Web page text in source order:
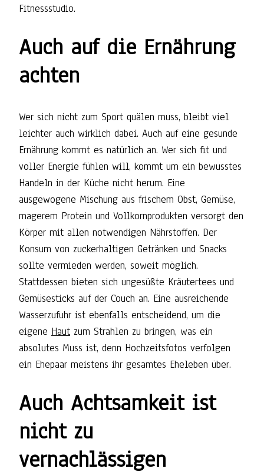
Fitnessstudio.
Auch auf die Ernährung
achten
Wer sich nicht zum Sport quälen muss, bleibt viel
leichter auch wirklich dabei. Auch auf eine gesunde
Ernährung kommt es natürlich an. Wer sich fit und
voller Energie fühlen will, kommt um ein bewusstes
Handeln in der Küche nicht herum. Eine
ausgewogene Mischung aus frischem Obst, Gemüse,
magerem Protein und Vollkornprodukten versorgt den
Körper mit allen notwendigen Nährstoffen. Der
Konsum von zuckerhaltigen Getränken und Snacks
sollte vermieden werden, soweit möglich.
Stattdessen bieten sich ungesüßte Kräutertees und
Gemüsesticks auf der Couch an. Eine ausreichende
Wasserzufuhr ist ebenfalls entscheidend, um die
eigene Haut zum Strahlen zu bringen, was ein
absolutes Muss ist, denn Hochzeitsfotos verfolgen
ein Ehepaar meistens ihr gesamtes Eheleben über.
Auch Achtsamkeit ist
nicht zu
vernachlässigen